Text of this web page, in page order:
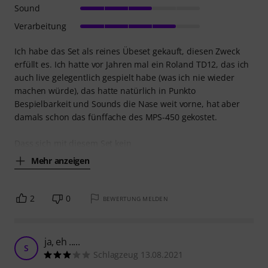
Ich habe das Set als reines Übeset gekauft, diesen Zweck
erfüllt es. Ich hatte vor Jahren mal ein Roland TD12, das ich
auch live gelegentlich gespielt habe (was ich nie wieder
machen würde), das hatte natürlich in Punkto
Bespielbarkeit und Sounds die Nase weit vorne, hat aber
damals schon das fünffache des MPS-450 gekostet.
Mehr anzeigen
Sound
Verarbeitung
2 0 BEWERTUNG MELDEN
S ja, eh .....
Schlagzeug 13.08.2021